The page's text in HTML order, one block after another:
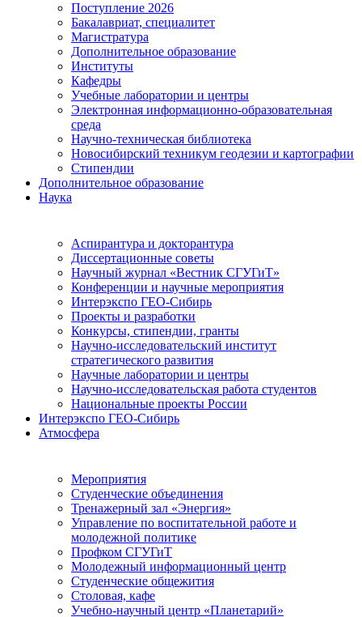
Поступление 2026
Бакалавриат, специалитет
Магистратура
Дополнительное образование
Институты
Кафедры
Учебные лаборатории и центры
Электронная информационно-образовательная
среда
Научно-техническая библиотека
Новосибирский техникум геодезии и картографии
Стипендии
Дополнительное образование
Наука
Аспирантура и докторантура
Диссертационные советы
Научный журнал «Вестник СГУГиТ»
Конференции и научные мероприятия
Интерэкспо ГЕО-Сибирь
Проекты и разработки
Конкурсы, стипендии, гранты
Научно-исследовательский институт
стратегического развития
Научные лаборатории и центры
Научно-исследовательская работа студентов
Национальные проекты России
Интерэкспо ГЕО-Сибирь
Атмосфера
Мероприятия
Студенческие объединения
Тренажерный зал «Энергия»
Управление по воспитательной работе и
молодежной политике
Профком СГУГиТ
Молодежный информационный центр
Студенческие общежития
Столовая, кафе
Учебно-научный центр «Планетарий»